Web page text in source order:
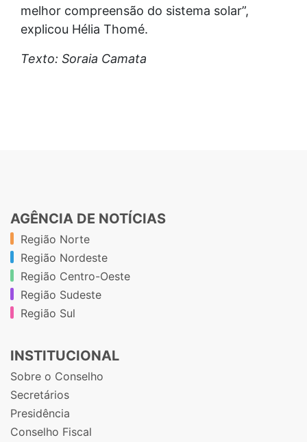
melhor compreensão do sistema solar”,
explicou Hélia Thomé.
Texto: Soraia Camata
AGÊNCIA DE NOTÍCIAS
Região Norte
Região Nordeste
Região Centro-Oeste
Região Sudeste
Região Sul
INSTITUCIONAL
Sobre o Conselho
Secretários
Presidência
Conselho Fiscal